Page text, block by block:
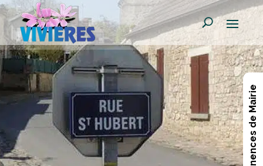
Permanences de Mairie